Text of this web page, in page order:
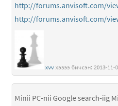
http://forums.anvisoft.com/
http://forums.anvisoft.com/
xvv
Minii PC-nii Google search-iig